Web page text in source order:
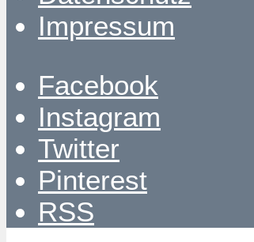
Impressum
Facebook
Instagram
Twitter
Pinterest
RSS